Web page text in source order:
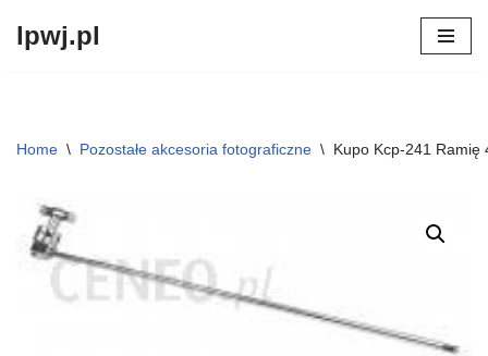
lpwj.pl
Home \ Pozostałe akcesoria fotograficzne \ Kupo Kcp-241 Ramię